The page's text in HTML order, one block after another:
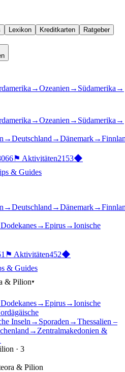
Lexikon Kreditkarten Ratgeber
→Ozeanien → Südamerika →
→Ozeanien → Südamerika →
→Deutschland →Dänemark→
⚑ Aktivitäten2153◆
& Guides
→Deutschland →Dänemark→
Dodekanes→Epirus→Ionische
⚑ Aktivitäten452◆
& Guides
& Pilion▾
Dodekanes→Epirus→Ionische
Inseln → Sporaden →Thessalien –
→ Zentralmakedonien &
· 3
& Pilion